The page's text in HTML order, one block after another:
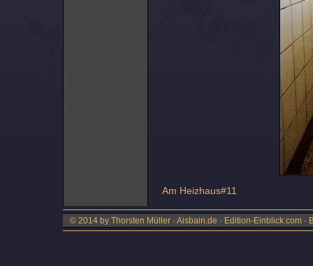
Am Heizhaus#11
© 2014 by Thorsten Müller · Aisbain.de · Edition-Einblick.com ·